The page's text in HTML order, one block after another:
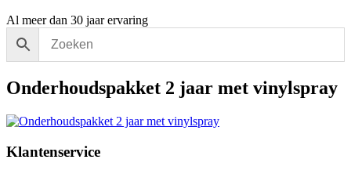
Al meer dan 30 jaar ervaring
Onderhoudspakket 2 jaar met vinylspray
Klantenservice